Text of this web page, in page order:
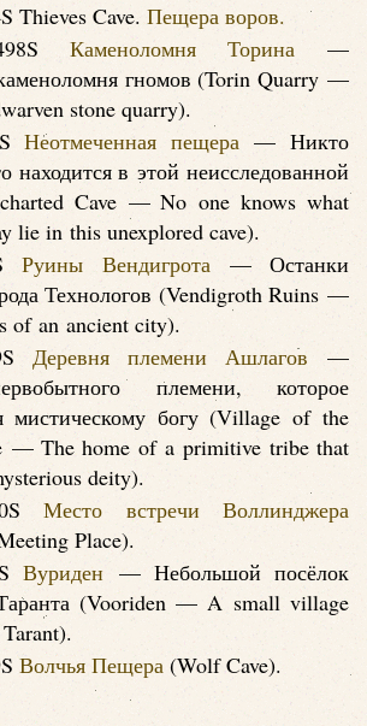
Thieves Cave. Пещера воров.
Каменоломня Торина —
гномов (Torin Quarry —
stone quarry).
Неотмеченная пещера— Никто
находится в этой неисследованной
Cave — No one knows what
lie in this unexplored cave).
Руины Вендигрота— Останки
Технологов (Vendigroth Ruins —
of an ancient city).
Деревня племени Ашлагов —
племени, которое
мистическому богу (Village of the
— The home of a primitive tribe that
deity).
Место встречи Воллинджера
Place).
Вуриден — Небольшой посёлок
(Vooriden — A small village
Волчья Пещера (Wolf Cave).